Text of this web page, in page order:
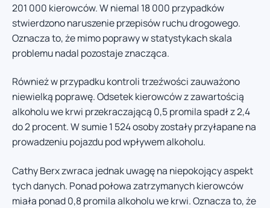
201 000 kierowców. W niemal 18 000 przypadków
stwierdzono naruszenie przepisów ruchu drogowego.
Oznacza to, że mimo poprawy w statystykach skala
problemu nadal pozostaje znacząca.
Również w przypadku kontroli trzeźwości zauważono
niewielką poprawę. Odsetek kierowców z zawartością
alkoholu we krwi przekraczającą 0,5 promila spadł z 2,4
do 2 procent. W sumie 1 524 osoby zostały przyłapane na
prowadzeniu pojazdu pod wpływem alkoholu.
Cathy Berx zwraca jednak uwagę na niepokojący aspekt
tych danych. Ponad połowa zatrzymanych kierowców
miała ponad 0,8 promila alkoholu we krwi. Oznacza to, że